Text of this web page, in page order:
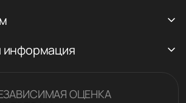
ОЦЕНКА